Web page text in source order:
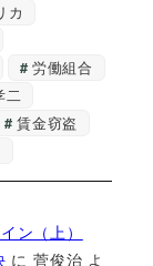
カ
労働組合
二
賃金窃盗
ン（上）
に菅俊治 よ